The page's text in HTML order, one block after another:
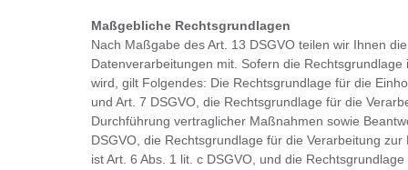
Maßgebliche Rechtsgrundlagen
Nach Maßgabe des Art. 13 DSGVO teilen wir Ihnen
Datenverarbeitungen mit. Sofern die
wird, gilt Folgendes: Die Rechtsgrundlage für die
und Art. 7 DSGVO, die Rechtsgrundlage für die
Durchführung vertraglicher Maßnahmen sowie
DSGVO, die Rechtsgrundlage für die Verarbeitung
ist Art. 6 Abs. 1 lit. c DSGVO, und die